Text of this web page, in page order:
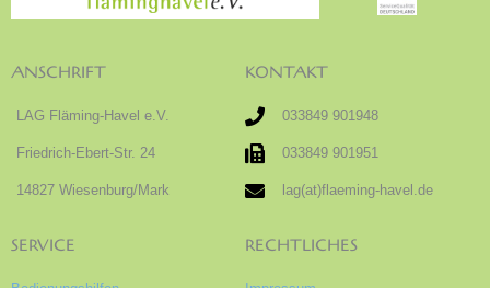
ANSCHRIFT
LAG Fläming-Havel e.V.
Friedrich-Ebert-Str. 24
14827 Wiesenburg/Mark
KONTAKT
033849 901948
033849 901951
lag(at)flaeming-havel.de
SERVICE RECHTLICHES